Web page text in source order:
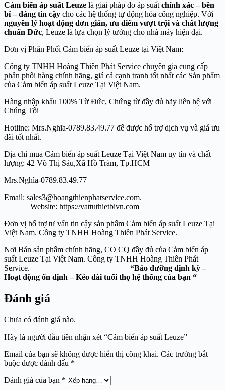
Cảm biến áp suất Leuze là giải pháp đo áp suất chính xác – bền
bỉ – đáng tin cậy cho các hệ thống tự động hóa công nghiệp. Với
nguyên lý hoạt động đơn giản, ưu điểm vượt trội và chất lượng
chuẩn Đức, Leuze là lựa chọn lý tưởng cho nhà máy hiện đại.
Đơn vị Phân Phối Cảm biến áp suất Leuze tại Việt Nam:
Công ty TNHH Hoàng Thiên Phát Service chuyên gia cung cấp
phân phối hàng chính hãng, giá cả cạnh tranh tốt nhất các Sản phẩm
của Cảm biến áp suất Leuze Tại Việt Nam.
Hàng nhập khẩu 100% Từ Đức, Chứng từ đầy đủ hãy liên hệ với
Chúng Tôi
Hotline: Mrs.Nghĩa-0789.83.49.77 để được hổ trợ dịch vụ và giá ưu
đãi tốt nhất.
Địa chỉ mua Cảm biến áp suất Leuze Tại Việt Nam uy tín và chất
lượng: 42 Võ Thị Sáu,Xã Hồ Tràm, Tp.HCM
Mrs.Nghĩa-0789.83.49.77
Email: sales3@hoangthienphatservice.com.
Website: https://vattuthietbivn.com
Đơn vị hổ trợ tư vấn tin cậy sản phẩm Cảm biến áp suất Leuze Tại
Việt Nam. Công ty TNHH Hoàng Thiên Phát Service.
Nơi Bán sản phẩm chính hãng, CO CQ đầy đủ của Cảm biến áp
suất Leuze Tại Việt Nam. Công ty TNHH Hoàng Thiên Phát
Service.
“Bảo dưỡng định kỳ –
Hoạt động ổn định – Kéo dài tuổi thọ hệ thống của bạn “
Đánh giá
Chưa có đánh giá nào.
Hãy là người đầu tiên nhận xét “Cảm biến áp suất Leuze”
Email của bạn sẽ không được hiển thị công khai. Các trường bắt
buộc được đánh dấu *
Đánh giá của bạn *